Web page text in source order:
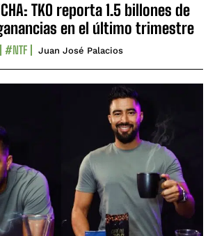
TKO reporta 1.5 billones de
en el último trimestre
#NTF Juan José Palacios